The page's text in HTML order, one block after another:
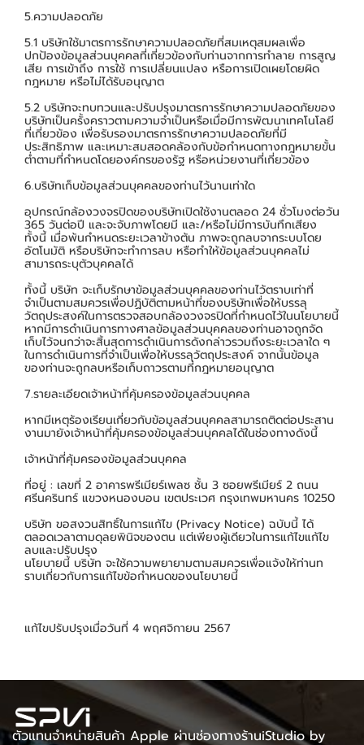
5.ความปลอดภัย
5.1 บริษัทใช้มาตรการรักษาความปลอดภัยที่สมเหตุสมผลเพื่อ
ปกป้องข้อมูลส่วนบุคคลที่เกี่ยวข้องกับท่านจากการทำลาย การสูญ
เสีย การเข้าถึง การใช้ การเปลี่ยนแปลง หรือการเปิดเผยโดยผิด
กฎหมาย หรือไม่ได้รับอนุญาต
5.2 บริษัทจะทบทวนและปรับปรุงมาตรการรักษาความปลอดภัยของ
บริษัทเป็นครั้งคราวตามความจำเป็นหรือเมื่อมีการพัฒนาเทคโนโลยี
ที่เกี่ยวข้อง เพื่อรับรองมาตรการรักษาความปลอดภัยที่มี
ประสิทธิภาพ และเหมาะสมสอดคล้องกับข้อกำหนดทางกฎหมายขั้น
ต่ำตามที่กำหนดโดยองค์กรของรัฐ หรือหน่วยงานที่เกี่ยวข้อง
6.บริษัทเก็บข้อมูลส่วนบุคคลของท่านไว้นานเท่าใด
อุปกรณ์กล้องวงจรปิดของบริษัทเปิดใช้งานตลอด 24 ชั่วโมงต่อวัน
365 วันต่อปี และจะจับภาพโดยมี และ/หรือไม่มีการบันทึกเสียง
ทั้งนี้ เมื่อพ้นกำหนดระยะเวลาข้างต้น ภาพจะถูกลบจากระบบโดย
อัตโนมัติ หรือบริษัทจะทำการลบ หรือทำให้ข้อมูลส่วนบุคคลไม่
สามารถระบุตัวบุคคลได้
ทั้งนี้ บริษัท จะเก็บรักษาข้อมูลส่วนบุคคลของท่านไว้ตราบเท่าที่
จำเป็นตามสมควรเพื่อปฏิบัติตามหน้าที่ของบริษัทเพื่อให้บรรลุ
วัตถุประสงค์ในการตรวจสอบกล้องวงจรปิดที่กำหนดไว้ในนโยบายนี้
หากมีการดำเนินการทางศาลข้อมูลส่วนบุคคลของท่านอาจถูกจัด
เก็บไว้จนกว่าจะสิ้นสุดการดำเนินการดังกล่าวรวมถึงระยะเวลาใด ๆ
ในการดำเนินการที่จำเป็นเพื่อให้บรรลุวัตถุประสงค์ จากนั้นข้อมูล
ของท่านจะถูกลบหรือเก็บถาวรตามที่กฎหมายอนุญาต
7.รายละเอียดเจ้าหน้าที่คุ้มครองข้อมูลส่วนบุคคล
หากมีเหตุร้องเรียนเกี่ยวกับข้อมูลส่วนบุคคลสามารถติดต่อประสาน
งานมายังเจ้าหน้าที่คุ้มครองข้อมูลส่วนบุคคลได้ในช่องทางดังนี้
เจ้าหน้าที่คุ้มครองข้อมูลส่วนบุคคล
ที่อยู่ : เลขที่ 2 อาคารพรีเมียร์เพลซ ชั้น 3 ซอยพรีเมียร์ 2 ถนน
ศรีนครินทร์ แขวงหนองบอน เขตประเวศ กรุงเทพมหานคร 10250
บริษัท ขอสงวนสิทธิ์ในการแก้ไข (Privacy Notice) ฉบับนี้ ได้
ตลอดเวลาตามดุลยพินิจของตน แต่เพียงผู้เดียวในการแก้ไขแก้ไข
ลบและปรับปรุง
นโยบายนี้ บริษัท จะใช้ความพยายามตามสมควรเพื่อแจ้งให้ท่านท
ราบเกี่ยวกับการแก้ไขข้อกำหนดของนโยบายนี้
แก้ไขปรับปรุงเมื่อวันที่ 4 พฤศจิกายน 2567
ตัวแทนจำหน่ายสินค้า Apple ผ่านช่องทางร้านiStudio by